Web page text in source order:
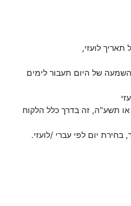
לועזי,
של היום תעבור לימים
אל תשמיע את השנה (לדוגמא 2015 או תשע"ה, זה בדרך כלל הלקוח
יום לפי עברי /לועזי.